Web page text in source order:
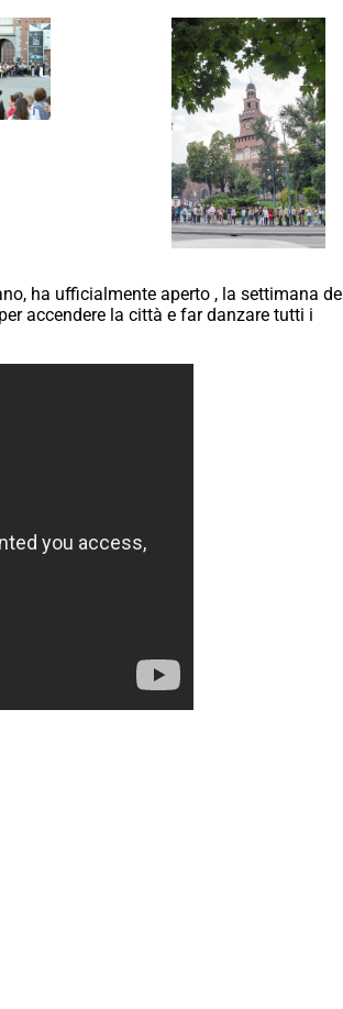
ha ufficialmente aperto , la settimana del
accendere la città e far danzare tutti i